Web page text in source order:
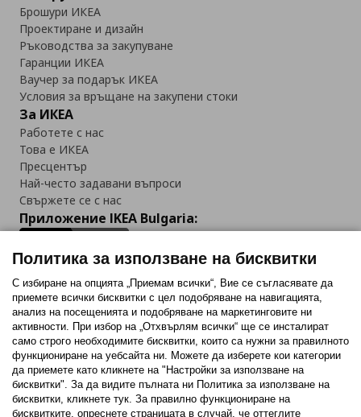
Брошури ИКЕА
Проектиране и дизайн
Ръководства за закупуване
Гаранции ИКЕА
Ваучер за подарък ИКЕА
Условия за връщане на закупени стоки
За ИКЕА
Работете с нас
Това е ИКЕА
Пресцентър
Най-често задавани въпроси
Свържете се с нас
Приложение IKEA Bulgaria:
Последвайте ни:
FacebookTwitterYoutubePinterestInstagram
Политика за използване на бисквитки
С избиране на опцията „Приемам всички“, Вие се съгласявате да
приемете всички бисквитки с цел подобряване на навигацията,
анализ на посещенията и подобряване на маркетинговите ни
активности. При избор на „Отхвърлям всички“ ще се инсталират
само строго необходимитe бисквитки, които са нужни за правилното
функциониране на уебсайта ни. Можете да изберете кои категории
да приемете като кликнете на "Настройки за използване на
бисквитки". За да видите пълната ни Политика за използване на
бисквитки, кликнете тук. За правилно функциониране на
бисквитките, опреснете страницата в случай, че оттеглите